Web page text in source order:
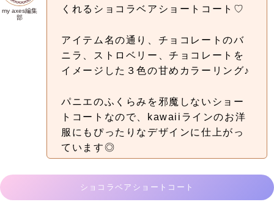
my axes編集
部
くれるショコラベアショートコート♡
アイテム名の通り、チョコレートのバ
ニラ、ストロベリー、チョコレートを
イメージした３色の甘めカラーリング♪
パニエのふくらみを邪魔しないショー
トコートなので、kawaiiラインのお洋
服にもぴったりなデザインに仕上がっ
ています◎
ショコラベアショートコート